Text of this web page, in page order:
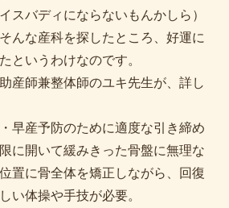
スバディにならないもんかしら）
んな産科を探したところ、好運に
というわけなのです。
産師兼整体師のユキ先生が、詳し
早産予防のために適度な引き締め
に開いて緩みきった骨盤に無理な
置に骨全体を矯正しながら、回復
い体操や手技が必要。